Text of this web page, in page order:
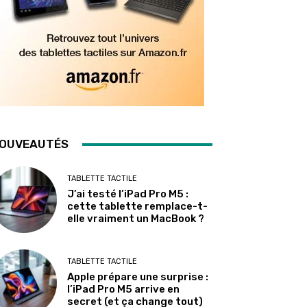
TABLETTE TACTILE
J’ai testé l’iPad Pro M5 :
cette tablette remplace-t-
elle vraiment un MacBook ?
TABLETTE TACTILE
Apple prépare une surprise :
l’iPad Pro M5 arrive en
secret (et ça change tout)